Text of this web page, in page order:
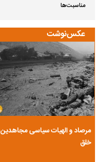
مناسبت‌ها
عکس‌نوشت
مرصاد و الهیات سیاسی مجاهدین
خلق